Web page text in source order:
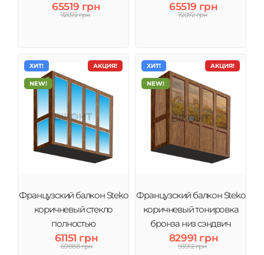
65519 грн
72072 грн
65519 грн
72072 грн
АКЦИЯ!
ХИТ!
NEW!
Французский балкон Steko
коричневый стекло
полностью
61151 грн
69888 грн
АКЦИЯ!
ХИТ!
NEW!
Французский балкон Steko
коричневый тонировка
бронза низ сэндвич
82991 грн
93912 грн